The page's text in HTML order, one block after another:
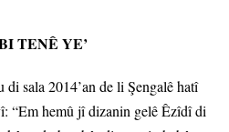
TENÊ YE’
sala 2014’an de li Şengalê hatî
“Em hemû jî dizanin gelê Êzîdî di